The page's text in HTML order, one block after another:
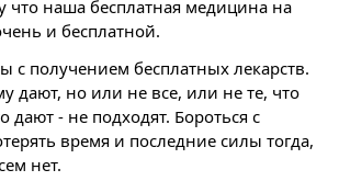
что наша бесплатная медицина на
и бесплатной.
получением бесплатных лекарств.
дают, но или не все, или не те, что
дают - не подходят. Бороться с
время и последние силы тогда,
нет.